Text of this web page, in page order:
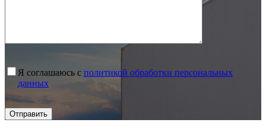
Я соглашаюсь с политикой обработки персональных
данных